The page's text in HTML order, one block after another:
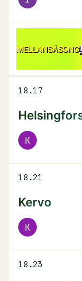
MELLANSÄSONG
18.17
K
18.21
Kervo
K
18.23